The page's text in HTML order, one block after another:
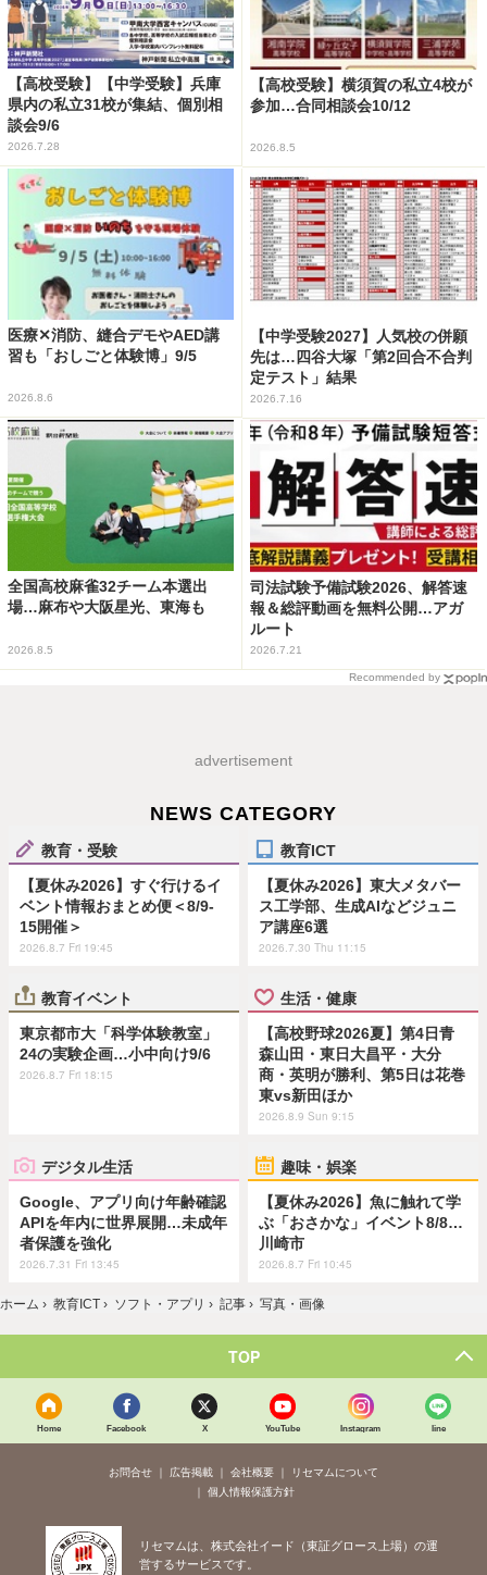
【高校受験】【中学受験】兵庫
県内の私立31校が集結、個別相
談会9/6
2026.7.28
【高校受験】横須賀の私立4校が
参加…合同相談会10/12
2026.8.5
医療✕消防、縫合デモやAED講
習も「おしごと体験博」9/5
2026.8.6
【中学受験2027】人気校の併願
先は…四谷大塚「第2回合不合判
定テスト」結果
2026.7.16
全国高校麻雀32チーム本選出
場…麻布や大阪星光、東海も
2026.8.5
司法試験予備試験2026、解答速
報＆総評動画を無料公開…アガ
ルート
2026.7.21
Recommended by
advertisement
NEWS CATEGORY
教育・受験
【夏休み2026】すぐ行けるイ
ベント情報おまとめ便＜8/9-
15開催＞
2026.8.7 Fri 19:45
教育ICT
【夏休み2026】東大メタバー
ス工学部、生成AIなどジュニ
ア講座6選
2026.7.30 Thu 11:15
教育イベント
東京都市大「科学体験教室」
24の実験企画…小中向け9/6
2026.8.7 Fri 18:15
生活・健康
【高校野球2026夏】第4日青
森山田・東日大昌平・大分
商・英明が勝利、第5日は花巻
東vs新田ほか
2026.8.9 Sun 9:15
デジタル生活
Google、アプリ向け年齢確認
APIを年内に世界展開…未成年
者保護を強化
2026.7.31 Fri 13:45
趣味・娯楽
【夏休み2026】魚に触れて学
ぶ「おさかな」イベント8/8…
川崎市
2026.8.7 Fri 10:45
ホーム › 教育ICT › ソフト・アプリ › 記事 › 写真・画像
TOP
Home Facebook X YouTube Instagram line
お問合せ 広告掲載 会社概要
リセマムについて
個人情報保護方針
リセマムは、株式会社イード（東証グロース上場）の運
営するサービスです。